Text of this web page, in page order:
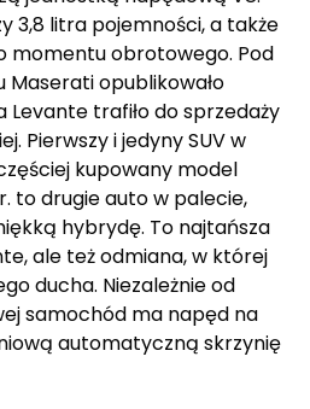
3,8 litra pojemności, a także
momentu obrotowego. Pod
Maserati opublikowało
Levante trafiło do sprzedaży
Pierwszy i jedyny SUV w
kupowany model
to drugie auto w palecie,
hybrydę. To najtańsza
ale też odmiana, w której
ducha. Niezależnie od
samochód ma napęd na
automatyczną skrzynię